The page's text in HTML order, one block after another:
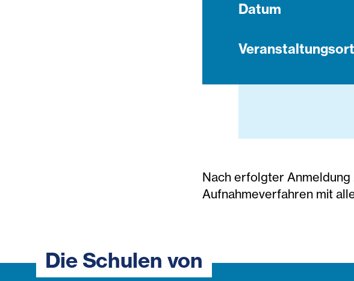
Datum
Veranstaltungsort
Nach erfolgter Anmeldung
Aufnahmeverfahren mit
Die Schulen von